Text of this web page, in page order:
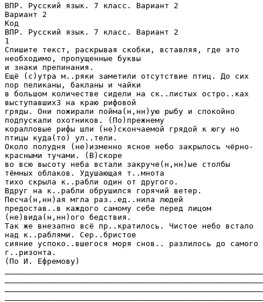
ВПР. Русский язык. 7 класс. Вариант 2
Вариант 2
Код
ВПР. Русский язык. 7 класс. Вариант 2
1
Спишите текст, раскрывая скобки, вставляя, где это
необходимо, пропущенные буквы
и знаки препинания.
Ещё (с)утра м..ряки заметили отсутствие птиц. До сих
пор пеликаны, бакланы и чайки
в большом количестве сидели на ск..листых остро..ках
выступавших3 на краю рифовой
гряды. Они пожирали пойма(н,нн)ую рыбу и спокойно
подпускали охотников. (По)прежнему
коралловые рифы шли (не)скончаемой грядой к югу но
птицы куда(то) ул..тели.
Около полудня (не)изменно ясное небо закрылось чёрно-
красными тучами. (В)скоре
во всю высоту неба встали закруче(н,нн)ые столбы
тёмных облаков. Удушающая т..мнота
тихо скрыла к..рабли один от другого.
Вдруг на к..рабли обрушился горячий ветер.
Песча(н,нн)ая мгла раз..ед..нила людей
предостав..в каждого самому себе перед лицом
(не)вида(н,нн)ого бедствия.
Так же внезапно всё пр..кратилось. Чистое небо встало
над к..раблями. Сер..бристое
сияние успоко..вшегося моря снов.. разлилось до самого
г..ризонта.
(По И. Ефремову)